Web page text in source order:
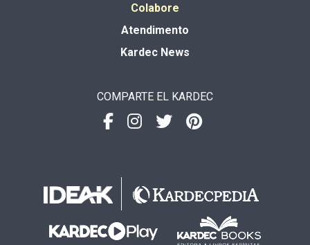
Colabore
Atendimento
Kardec News
COMPARTE EL KARDEC